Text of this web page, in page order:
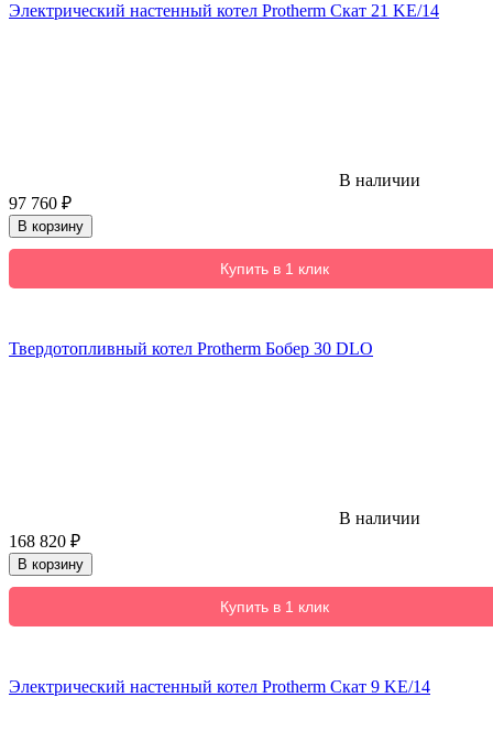
Электрический настенный котел Protherm Скат 21 KE/14
В наличии
97 760 ₽
В корзину
Купить в 1 клик
Твердотопливный котел Protherm Бобер 30 DLO
В наличии
168 820 ₽
В корзину
Купить в 1 клик
Электрический настенный котел Protherm Скат 9 KE/14